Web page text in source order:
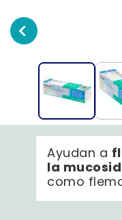
Ayudan a
la
como